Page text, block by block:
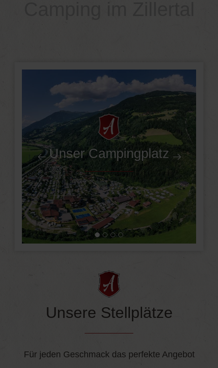
Unser Campingplatz
Unsere Stellplätze
Für jeden Geschmack das perfekte Angebot